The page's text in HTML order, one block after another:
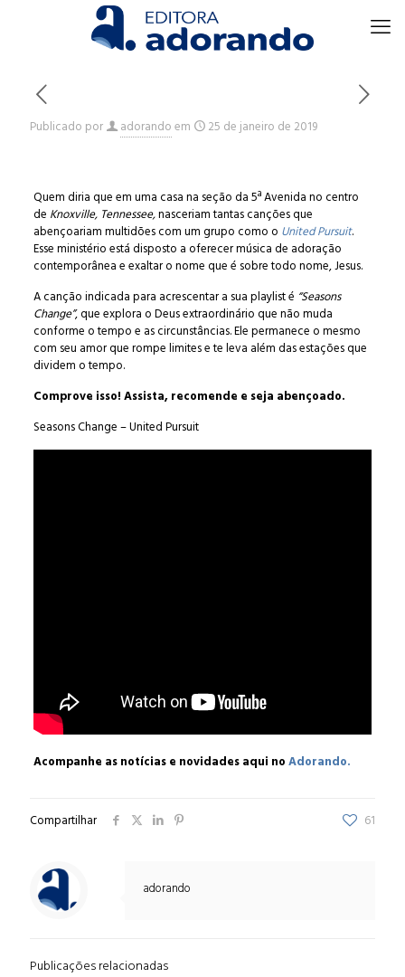
Publicado por adorandoem 25 de janeiro de 2019
Quem diria que em uma casa na seção da 5ª Avenida no centro
de Knoxville, Tennessee,nasceriam tantas canções que
abençoariam multidões com um grupo como o United Pursuit.
Esse ministério está disposto a oferecer música de adoração
contemporânea e exaltar o nome que é sobre todo nome, Jesus.
A canção indicada para acrescentar a sua playlist é “Seasons
Change”, que explora o Deus extraordinário que não muda
conforme o tempo e as circunstâncias. Ele permanece o mesmo
com seu amor que rompe limites e te leva além das estações que
dividem o tempo.
Comprove isso! Assista, recomende e seja abençoado.
Seasons Change – United Pursuit
Acompanhe as notícias e novidades aqui noAdorando.
Compartilhar 61
adorando
Publicações relacionadas